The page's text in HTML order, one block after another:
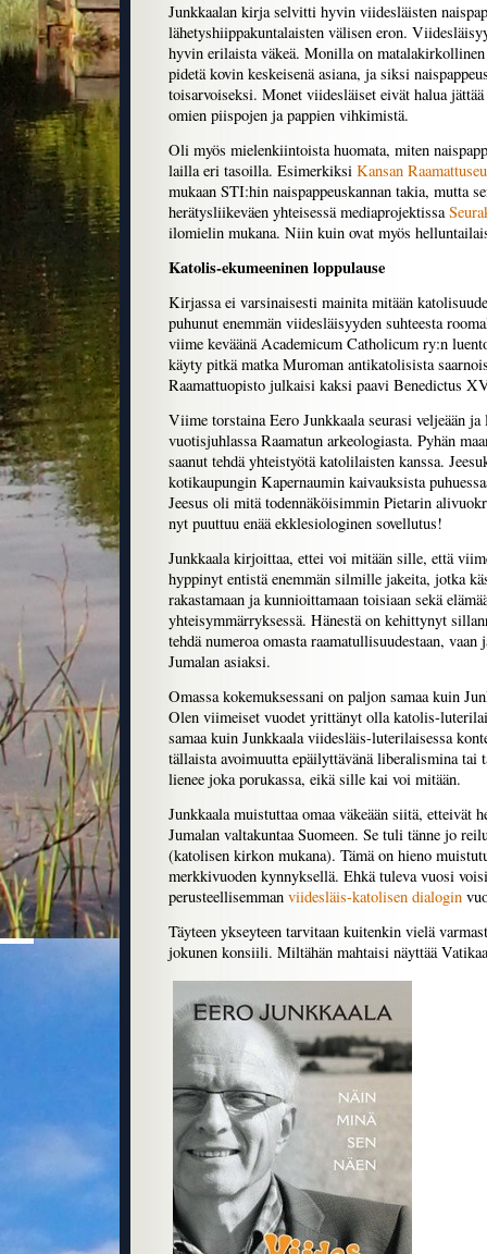
Junkkaalan kirja selvitti hyvin viidesläisten
lähetyshiippakuntalaisten välisen eron.
hyvin erilaista väkeä. Monilla on
pidetä kovin keskeisenä asiana, ja siksi
toisarvoiseksi. Monet viidesläiset eivät halua
omien piispojen ja pappien vihkimistä.
Oli myös mielenkiintoista huomata, miten
lailla eri tasoilla. Esimerkiksi Kansan
mukaan STI:hin naispappeuskannan takia, mutta
herätysliikeväen yhteisessä mediaprojektissa
ilomielin mukana. Niin kuin ovat myös
Katolis-ekumeeninen loppulause
Kirjassa ei varsinaisesti mainita mitään
puhunut enemmän viidesläisyyden suhteesta
viime keväänä Academicum Catholicum ry:n
käyty pitkä matka Muroman antikatolisista
Raamattuopisto julkaisi kaksi paavi Benedictus
Viime torstaina Eero Junkkaala seurasi veljeään
vuotisjuhlassa Raamatun arkeologiasta. Pyhän
saanut tehdä yhteistyötä katolilaisten kanssa.
kotikaupungin Kapernaumin kaivauksista
Jeesus oli mitä todennäköisimmin Pietarin
nyt puuttuu enää ekklesiologinen sovellutus!
Junkkaala kirjoittaa, ettei voi mitään sille, että
hyppinyt entistä enemmän silmille jakeita, jotka
rakastamaan ja kunnioittamaan toisiaan sekä
yhteisymmärryksessä. Hänestä on kehittynyt
tehdä numeroa omasta raamatullisuudestaan,
Jumalan asiaksi.
Omassa kokemuksessani on paljon samaa kuin
Olen viimeiset vuodet yrittänyt olla katolis-
samaa kuin Junkkaala viidesläis-luterilaisessa
tällaista avoimuutta epäilyttävänä liberalismina tai
lienee joka porukassa, eikä sille kai voi mitään.
Junkkaala muistuttaa omaa väkeään siitä, etteivät
Jumalan valtakuntaa Suomeen. Se tuli tänne jo
(katolisen kirkon mukana). Tämä on hieno
merkkivuoden kynnyksellä. Ehkä tuleva vuosi
perusteellisemman viidesläis-katolisen dialogin
Täyteen ykseyteen tarvitaan kuitenkin vielä
jokunen konsiili. Miltähän mahtaisi näyttää